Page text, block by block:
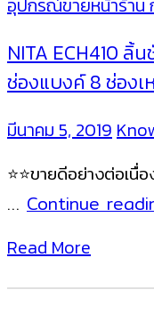
NITA ECH410 ลิ้
ช่องแบงค์ 8 ช่อง
มีนาคม 5, 2019
⭐️⭐️ขายดีอย่างต่อเ
… Continue
Read More